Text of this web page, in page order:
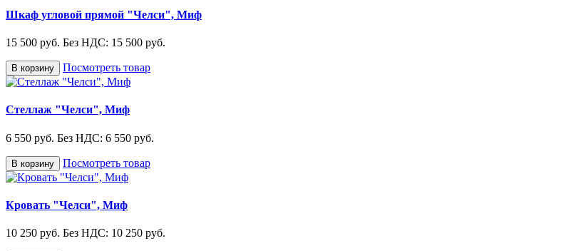
Шкаф угловой прямой "Челси", Миф
15 500 руб. Без НДС: 15 500 руб.
В корзину Посмотреть товар
Стеллаж "Челси", Миф
6 550 руб. Без НДС: 6 550 руб.
В корзину Посмотреть товар
Кровать "Челси", Миф
10 250 руб. Без НДС: 10 250 руб.